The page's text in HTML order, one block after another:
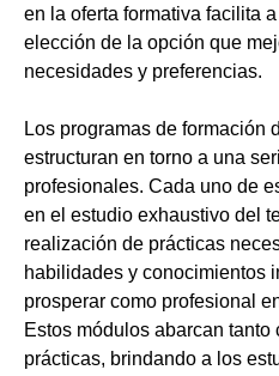
en la oferta formativa facilita
elección de la opción que
necesidades y preferencias.
Los programas de formación
estructuran en torno a una
profesionales. Cada uno de
en el estudio exhaustivo del
realización de prácticas
habilidades y conocimientos
prosperar como profesional
Estos módulos abarcan
prácticas, brindando a los